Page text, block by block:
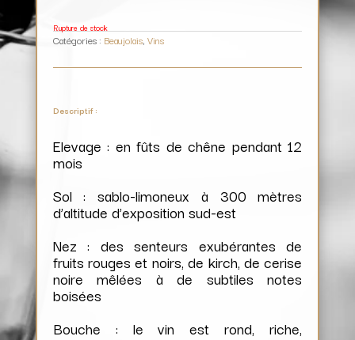
Rupture de stock
Catégories : Beaujolais, Vins
Descriptif :
Elevage : en fûts de chêne pendant 12
mois
Sol : sablo-limoneux à 300 mètres
d’altitude d’exposition sud-est
Nez : des senteurs exubérantes de
fruits rouges et noirs, de kirch, de cerise
noire mêlées à de subtiles notes
boisées
Bouche : le vin est rond, riche,